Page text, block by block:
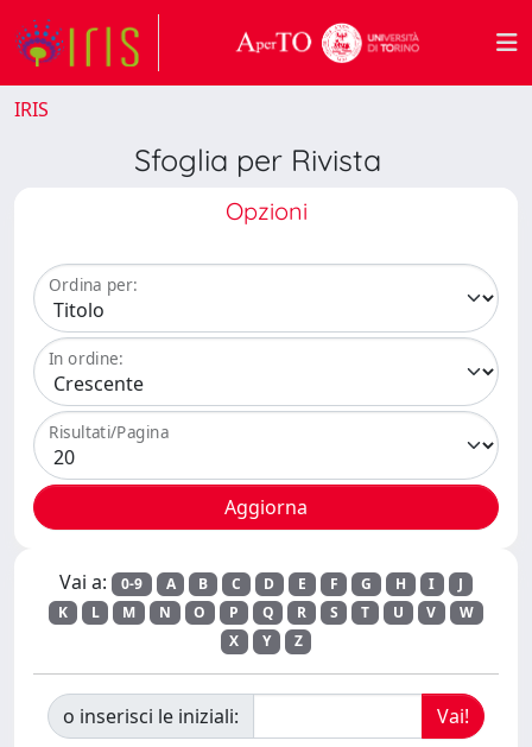
IRIS
Sfoglia per Rivista
Opzioni
Ordina per:
In ordine:
Risultati/Pagina
Vai a: 0-9 A B C D E F G H I
J
K
L M N O P Q R S T U V
W
X
Y Z
o inserisci le iniziali: